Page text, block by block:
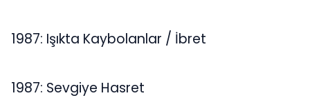
1987: Işıkta Kaybolanlar / İbret
1987: Sevgiye Hasret